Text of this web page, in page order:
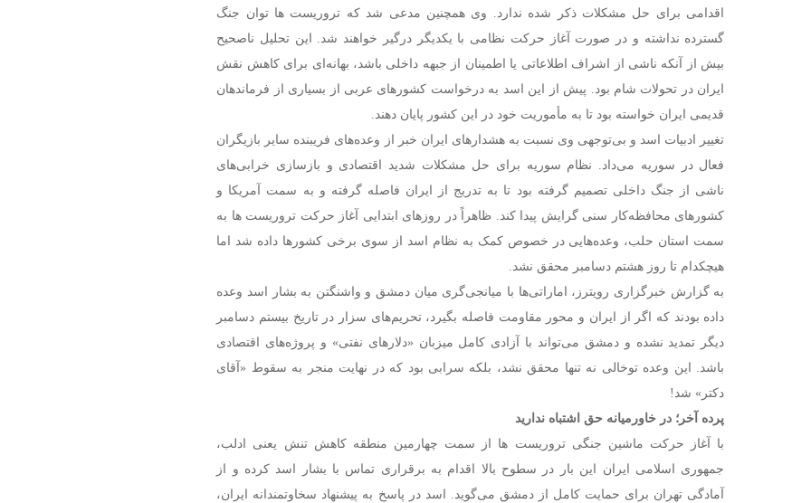
اقدامی برای حل مشکلات ذکر شده ندارد. وی همچنین مدعی شد که تروریست ها توان جنگ
گسترده نداشته و در صورت آغاز حرکت نظامی با یکدیگر درگیر خواهند شد. این تحلیل ناصحیح
بیش از آنکه ناشی از اشراف اطلاعاتی یا اطمینان از جبهه داخلی باشد، بهانه‌ای برای کاهش نقش
ایران در تحولات شام بود. پیش از این اسد به درخواست کشورهای عربی از بسیاری از فرماندهان
قدیمی ایران خواسته بود تا به مأموریت خود در این کشور پایان دهند.
تغییر ادبیات اسد و بی‌توجهی وی نسبت به هشدارهای ایران خبر از وعده‌های فریبنده سایر بازیگران
فعال در سوریه می‌داد. نظام سوریه برای حل مشکلات شدید اقتصادی و بازسازی خرابی‌های
ناشی از جنگ داخلی تصمیم گرفته بود تا به تدریج از ایران فاصله گرفته و به سمت آمریکا و
کشورهای محافظه‌کار سنی گرایش پیدا کند. ظاهراً در روزهای ابتدایی آغاز حرکت تروریست ها به
سمت استان حلب، وعده‌هایی در خصوص کمک به نظام اسد از سوی برخی کشورها داده شد اما
هیچکدام تا روز هشتم دسامبر محقق نشد.
به گزارش خبرگزاری رویترز، اماراتی‌ها با میانجی‌گری میان دمشق و واشنگتن به بشار اسد وعده
داده بودند که اگر از ایران و محور مقاومت فاصله بگیرد، تحریم‌های سزار در تاریخ بیستم دسامبر
دیگر تمدید نشده و دمشق می‌تواند با آزادی کامل میزبان «دلارهای نفتی» و پروژه‌های اقتصادی
باشد. این وعده توخالی نه تنها محقق نشد، بلکه سرابی بود که در نهایت منجر به سقوط «آقای
دکتر» شد!
پرده آخر؛ در خاورمیانه حق اشتباه ندارید
با آغاز حرکت ماشین جنگی تروریست ها از سمت چهارمین منطقه کاهش تنش یعنی ادلب،
جمهوری اسلامی ایران این بار در سطوح بالا اقدام به برقراری تماس با بشار اسد کرده و از
آمادگی تهران برای حمایت کامل از دمشق می‌گوید. اسد در پاسخ به پیشنهاد سخاوتمندانه‌ ایران،